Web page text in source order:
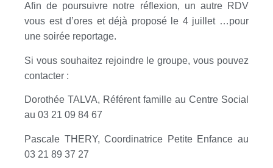
Afin de poursuivre notre réflexion, un autre RDV
vous est d’ores et déjà proposé le 4 juillet …pour
une soirée reportage.
Si vous souhaitez rejoindre le groupe, vous pouvez
contacter :
Dorothée TALVA, Référent famille au Centre Social
au 03 21 09 84 67
Pascale THERY, Coordinatrice Petite Enfance au
03 21 89 37 27